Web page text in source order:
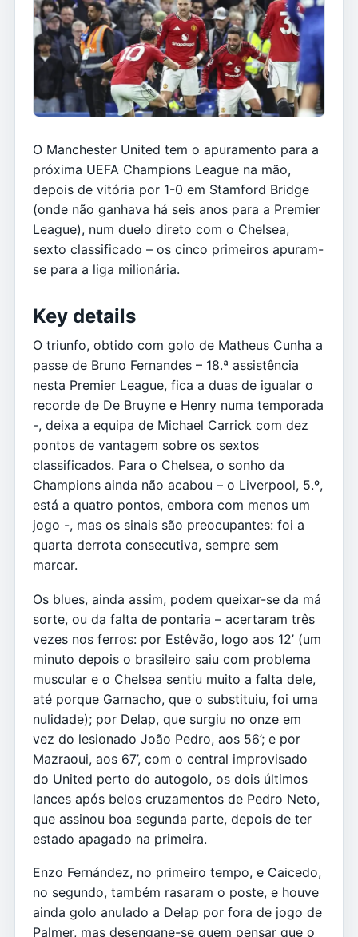
O Manchester United tem o apuramento para a
próxima UEFA Champions League na mão,
depois de vitória por 1-0 em Stamford Bridge
(onde não ganhava há seis anos para a Premier
League), num duelo direto com o Chelsea,
sexto classificado – os cinco primeiros apuram-
se para a liga milionária.
Key details
O triunfo, obtido com golo de Matheus Cunha a
passe de Bruno Fernandes – 18.ª assistência
nesta Premier League, fica a duas de igualar o
recorde de De Bruyne e Henry numa temporada
-, deixa a equipa de Michael Carrick com dez
pontos de vantagem sobre os sextos
classificados. Para o Chelsea, o sonho da
Champions ainda não acabou – o Liverpool, 5.º,
está a quatro pontos, embora com menos um
jogo -, mas os sinais são preocupantes: foi a
quarta derrota consecutiva, sempre sem
marcar.
Os blues, ainda assim, podem queixar-se da má
sorte, ou da falta de pontaria – acertaram três
vezes nos ferros: por Estêvão, logo aos 12’ (um
minuto depois o brasileiro saiu com problema
muscular e o Chelsea sentiu muito a falta dele,
até porque Garnacho, que o substituiu, foi uma
nulidade); por Delap, que surgiu no onze em
vez do lesionado João Pedro, aos 56’; e por
Mazraoui, aos 67’, com o central improvisado
do United perto do autogolo, os dois últimos
lances após belos cruzamentos de Pedro Neto,
que assinou boa segunda parte, depois de ter
estado apagado na primeira.
Enzo Fernández, no primeiro tempo, e Caicedo,
no segundo, também rasaram o poste, e houve
ainda golo anulado a Delap por fora de jogo de
Palmer, mas desengane-se quem pensar que o